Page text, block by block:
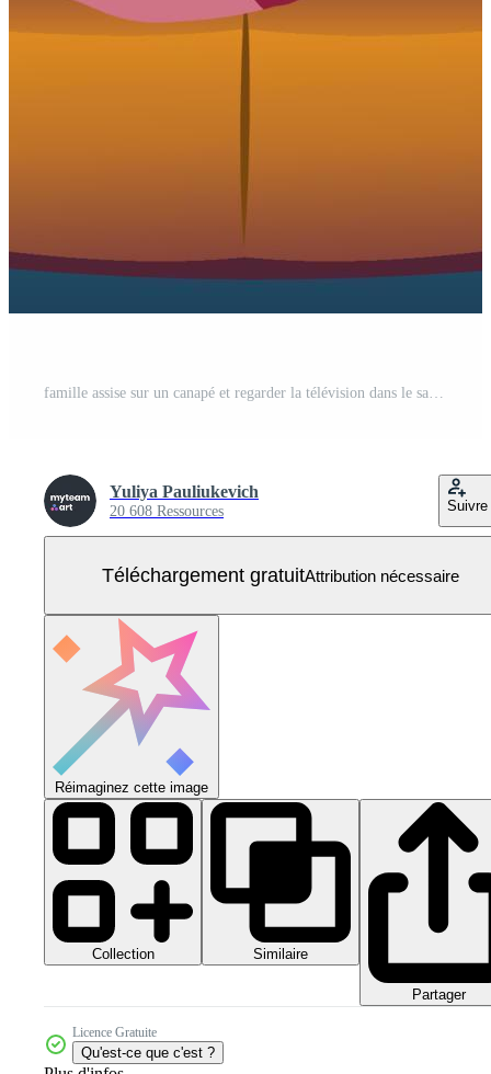
famille assise sur un canapé et regarder la télévision dans le salon Vecteur Gratuit
Yuliya Pauliukevich
20 608 Ressources Suivre
Téléchargement gratuitAttribution nécessaire
Réimaginez cette image
Collection Similaire
Partager
Licence Gratuite
Qu'est-ce que c'est ?